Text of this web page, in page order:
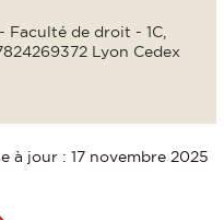
Faculté de droit - 1C,
Lyon Cedex
à jour : 17 novembre 2025